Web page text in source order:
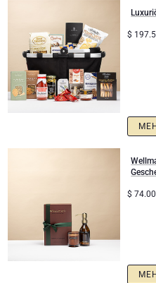
Lanson Champagner
Godiva Schokoladen
Corné Port-Royal
Jules Destrooper
Corné Port-Royal
Dom Perignon
Godiva Schokoladen
Lanson Champagner
Moet & Chandon
Neuhaus Schokoladen
Pommery Champagner
Luxusgeschenke
VIP Geschenke
Populäre Geschenke
Neue Ankünfte
Verjaardagsgeschenken
Hochzeitsgeschenke
Proficiat
Bedankgeschenken
Romantische
FIRMENGESCHENKE
Business Gifts
Neuheiten
Preis: niedrigster zuerst
Preis: höchster zuerst
$
$ 74.00